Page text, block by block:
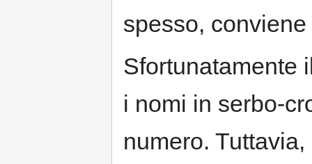
spesso,
Sfortunatamente
i nomi in serbo-
numero.